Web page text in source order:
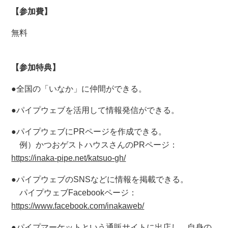
【参加費】
無料
【参加特典】
●全国の「いなか」に仲間ができる。
●パイプウェブを活用して情報発信ができる。
●パイプウェブにPRページを作成できる。
例）かつおゲストハウスさんのPRページ：
https://inaka-pipe.net/katsuo-gh/
●パイプウェブのSNSなどに情報を掲載できる。
パイプウェブFacebookページ：
https://www.facebook.com/inakaweb/